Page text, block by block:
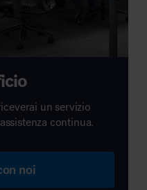
un servizio
continua.
noi